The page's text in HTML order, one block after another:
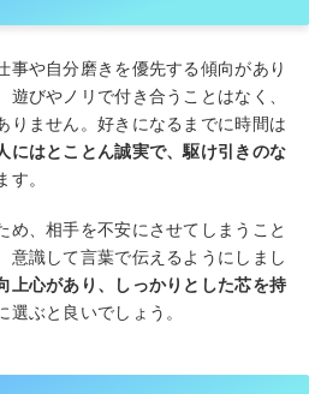
事や自分磨きを優先する傾向があり
遊びやノリで付き合うことはなく、
りません。好きになるまでに時間は
にはとことん誠実で、駆け引きのな
す。
め、相手を不安にさせてしまうこと
意識して言葉で伝えるようにしまし
上心があり、しっかりとした芯を持
選ぶと良いでしょう。